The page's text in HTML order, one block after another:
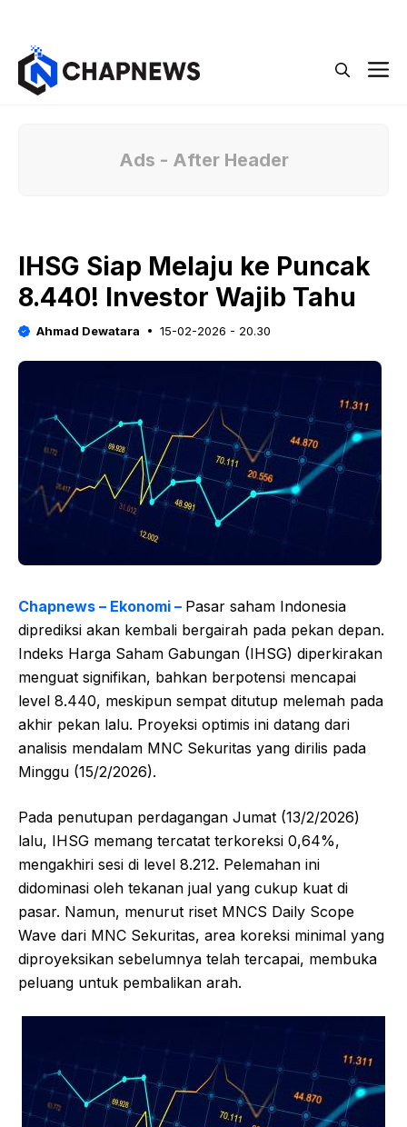
Ads - After Header
IHSG Siap Melaju ke Puncak
8.440! Investor Wajib Tahu
Ahmad Dewatara 15-02-2026 - 20.30
Chapnews – Ekonomi – Pasar saham Indonesia
diprediksi akan kembali bergairah pada pekan depan.
Indeks Harga Saham Gabungan (IHSG) diperkirakan
menguat signifikan, bahkan berpotensi mencapai
level 8.440, meskipun sempat ditutup melemah pada
akhir pekan lalu. Proyeksi optimis ini datang dari
analisis mendalam MNC Sekuritas yang dirilis pada
Minggu (15/2/2026).
Pada penutupan perdagangan Jumat (13/2/2026)
lalu, IHSG memang tercatat terkoreksi 0,64%,
mengakhiri sesi di level 8.212. Pelemahan ini
didominasi oleh tekanan jual yang cukup kuat di
pasar. Namun, menurut riset MNCS Daily Scope
Wave dari MNC Sekuritas, area koreksi minimal yang
diproyeksikan sebelumnya telah tercapai, membuka
peluang untuk pembalikan arah.